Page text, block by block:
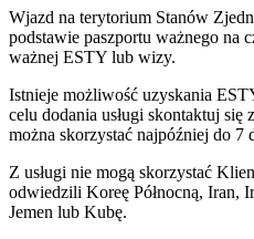
Wjazd na terytorium Stanów
podstawie paszportu ważnego na
ważnej ESTY lub wizy.
Istnieje możliwość uzyskania
celu dodania usługi skontaktuj się
można skorzystać najpóźniej do 7
Z usługi nie mogą skorzystać
odwiedzili Koreę Północną, Iran,
Jemen lub Kubę.